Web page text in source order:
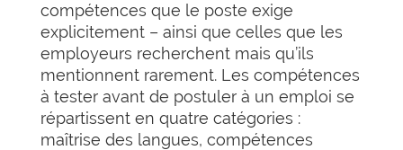
compétences que le poste exige
explicitement – ainsi que celles que les
employeurs recherchent mais qu’ils
mentionnent rarement. Les compétences
à tester avant de postuler à un emploi se
répartissent en quatre catégories :
maîtrise des langues, compétences